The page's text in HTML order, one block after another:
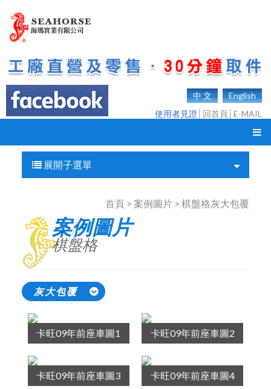
中 文
English
使用者見證 回首頁 E-MAIL
展開子選單
首頁 > 案例圖片 > 棋盤格灰大包覆
案例圖片
棋盤格
灰大包覆
卡旺09年前座車圖1 卡旺09年前座車圖2
卡旺09年前座車圖3 卡旺09年前座車圖4